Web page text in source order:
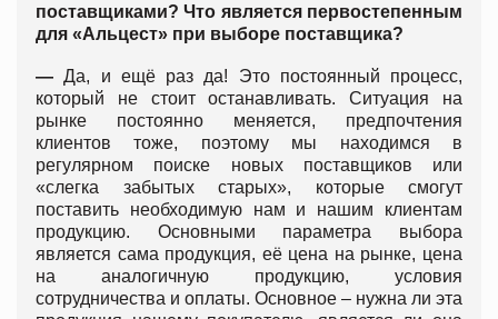
поставщиками? Что является первостепенным
для «Альцест» при выборе поставщика?
—Да, и ещё раз да! Это постоянный процесс,
который не стоит останавливать. Ситуация на
рынке постоянно меняется, предпочтения
клиентов тоже, поэтому мы находимся в
регулярном поиске новых поставщиков или
«слегка забытых старых», которые смогут
поставить необходимую нам и нашим клиентам
продукцию. Основными параметра выбора
является сама продукция, её цена на рынке, цена
на аналогичную продукцию, условия
сотрудничества и оплаты. Основное – нужна ли эта